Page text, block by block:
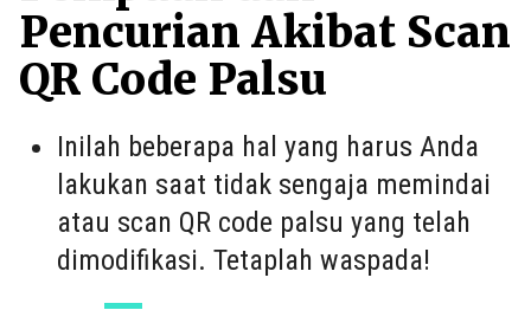
Pencurian Akibat Scan
QR Code Palsu
Inilah beberapa hal yang harus Anda
lakukan saat tidak sengaja memindai
atau scan QR code palsu yang telah
dimodifikasi. Tetaplah waspada!